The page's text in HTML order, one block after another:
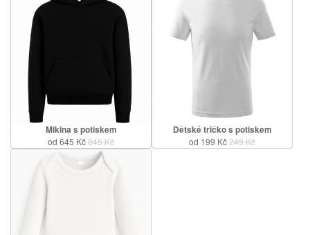
Mikina s potiskem
od 645 Kč845 Kč
Dětské tričko s potiskem
od 199 Kč249 Kč